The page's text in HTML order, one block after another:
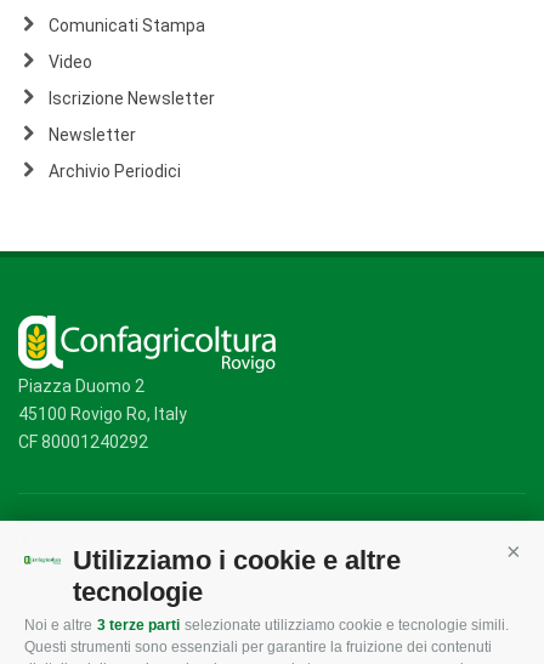
Utilizziamo i cookie e altre
tecnologie
Noi e altre 3 terze parti selezionate utilizziamo cookie e tecnologie simili.
Questi strumenti sono essenziali per garantire la fruizione dei contenuti
Comunicati Stampa
Video
Iscrizione Newsletter
Newsletter
Archivio Periodici
Piazza Duomo 2
45100 Rovigo Ro, Italy
CF 80001240292
CONFAGRICOLTURA
ROVIGO
CONFAGRICOLTURA
INFORMA